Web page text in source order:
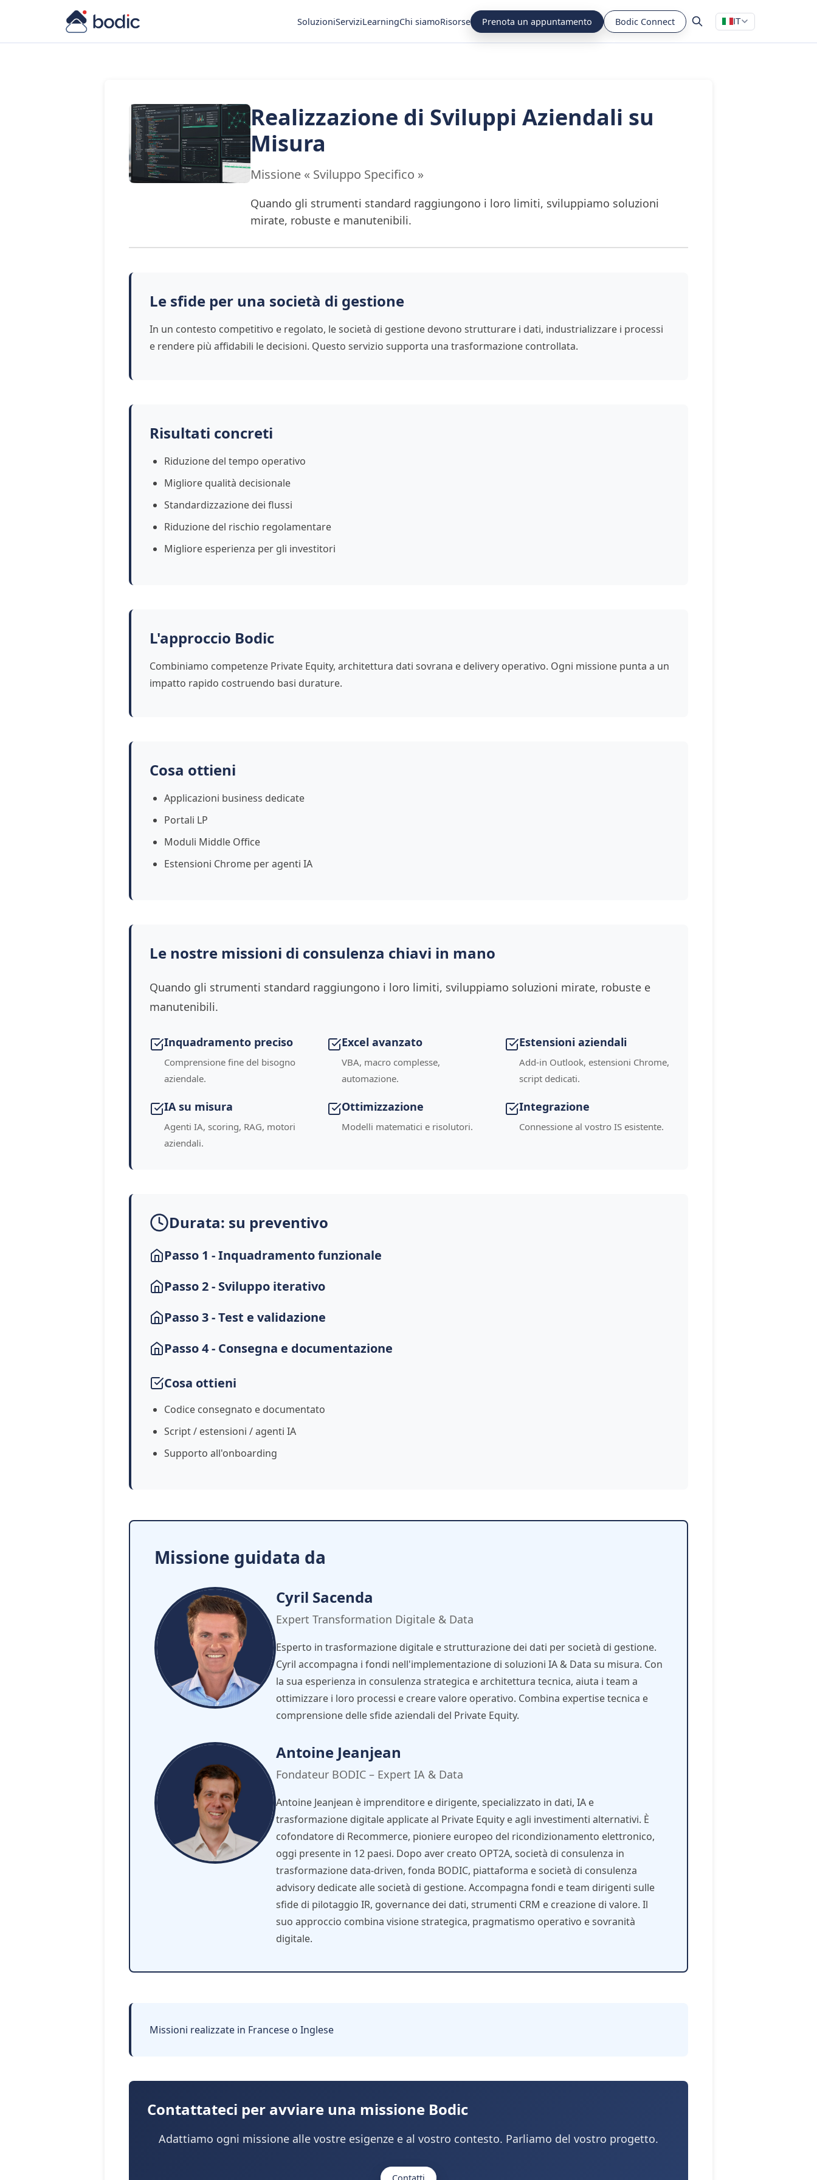
SoluzioniServiziLearningChi siamoRisorse Prenota un appuntamento Bodic Connect IT
Realizzazione di Sviluppi Aziendali su
Misura
Missione « Sviluppo Specifico »
Quando gli strumenti standard raggiungono i loro limiti, sviluppiamo soluzioni
mirate, robuste e manutenibili.
Le sfide per una società di gestione
In un contesto competitivo e regolato, le società di gestione devono strutturare i dati, industrializzare i processi
e rendere più affidabili le decisioni. Questo servizio supporta una trasformazione controllata.
Risultati concreti
Riduzione del tempo operativo
Migliore qualità decisionale
Standardizzazione dei flussi
Riduzione del rischio regolamentare
Migliore esperienza per gli investitori
L'approccio Bodic
Combiniamo competenze Private Equity, architettura dati sovrana e delivery operativo. Ogni missione punta a un
impatto rapido costruendo basi durature.
Cosa ottieni
Applicazioni business dedicate
Portali LP
Moduli Middle Office
Estensioni Chrome per agenti IA
Le nostre missioni di consulenza chiavi in mano
Quando gli strumenti standard raggiungono i loro limiti, sviluppiamo soluzioni mirate, robuste e
manutenibili.
Inquadramento preciso
Comprensione fine del bisogno
aziendale.
Excel avanzato
VBA, macro complesse,
automazione.
Estensioni aziendali
Add-in Outlook, estensioni Chrome,
script dedicati.
IA su misura
Agenti IA, scoring, RAG, motori
aziendali.
Ottimizzazione
Modelli matematici e risolutori.
Integrazione
Connessione al vostro IS esistente.
Durata: su preventivo
Passo 1 - Inquadramento funzionale
Passo 2 - Sviluppo iterativo
Passo 3 - Test e validazione
Passo 4 - Consegna e documentazione
Cosa ottieni
Codice consegnato e documentato
Script / estensioni / agenti IA
Supporto all'onboarding
Missione guidata da
Cyril Sacenda
Expert Transformation Digitale & Data
Esperto in trasformazione digitale e strutturazione dei dati per società di gestione.
Cyril accompagna i fondi nell'implementazione di soluzioni IA & Data su misura. Con
la sua esperienza in consulenza strategica e architettura tecnica, aiuta i team a
ottimizzare i loro processi e creare valore operativo. Combina expertise tecnica e
comprensione delle sfide aziendali del Private Equity.
Antoine Jeanjean
Fondateur BODIC – Expert IA & Data
Antoine Jeanjean è imprenditore e dirigente, specializzato in dati, IA e
trasformazione digitale applicate al Private Equity e agli investimenti alternativi. È
cofondatore di Recommerce, pioniere europeo del ricondizionamento elettronico,
oggi presente in 12 paesi. Dopo aver creato OPT2A, società di consulenza in
trasformazione data-driven, fonda BODIC, piattaforma e società di consulenza
advisory dedicate alle società di gestione. Accompagna fondi e team dirigenti sulle
sfide di pilotaggio IR, governance dei dati, strumenti CRM e creazione di valore. Il
suo approccio combina visione strategica, pragmatismo operativo e sovranità
digitale.
Missioni realizzate in Francese o Inglese
Contattateci per avviare una missione Bodic
Adattiamo ogni missione alle vostre esigenze e al vostro contesto. Parliamo del vostro progetto.